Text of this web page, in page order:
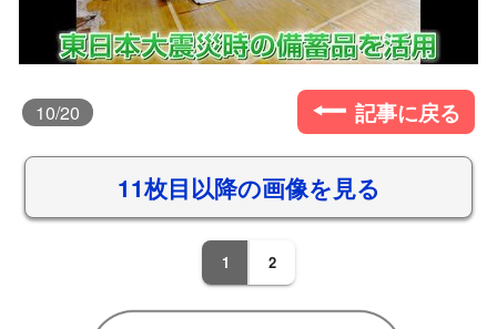
10/20 記事に戻る
11枚目以降の画像を見る
1 2